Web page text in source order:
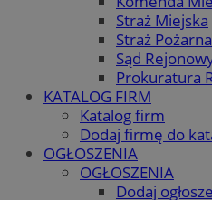
Straż Miejska
Straż Pożarna
Sąd
Prokuratura
KATALOG FIRM
Katalog firm
Dodaj firmę do
OGŁOSZENIA
OGŁOSZENIA
Dodaj